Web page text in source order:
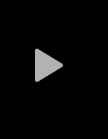
Play